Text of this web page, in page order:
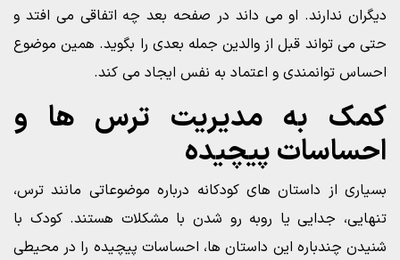
دیگران ندارند. او می داند در صفحه بعد چه اتفاقی می افتد و
حتی می تواند قبل از والدین جمله بعدی را بگوید. همین موضوع
احساس توانمندی و اعتماد به نفس ایجاد می کند.
کمک به مدیریت ترس ها و
احساسات پیچیده
بسیاری از داستان های کودکانه درباره موضوعاتی مانند ترس،
تنهایی، جدایی یا روبه رو شدن با مشکلات هستند. کودک با
شنیدن چندباره این داستان ها، احساسات پیچیده را در محیطی